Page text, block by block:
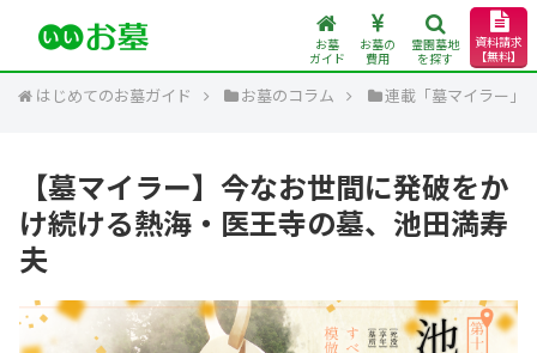
お墓
ガイド
お墓の
費用
霊園墓地
を探す
資料請求
【無料】
はじめてのお墓ガイド お墓のコラム 連載「墓マイラー」
【墓マイラー】今なお世間に発破をか
け続ける熱海・医王寺の墓、池田満寿
夫